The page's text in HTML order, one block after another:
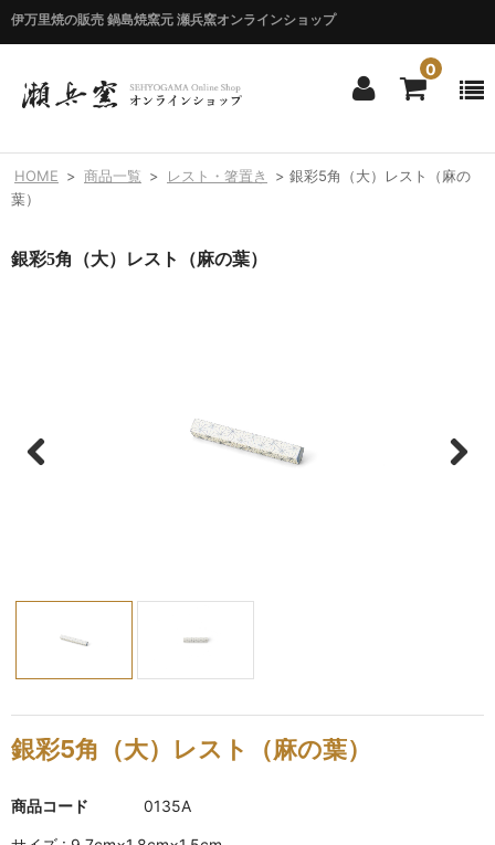
伊万里焼の販売 鍋島焼窯元 瀬兵窯オンラインショップ
0
ホーム
HOME
商品一覧
Emma
銀彩シリーズ
DELFT IMARI
風雅シリーズ
HOME > 商品一覧 > レスト・箸置き > 銀彩5角（大）レスト（麻の
葉）
銀彩5角（大）レスト（麻の葉）
銀彩5角（大）レスト（麻の葉）
商品コード 0135A